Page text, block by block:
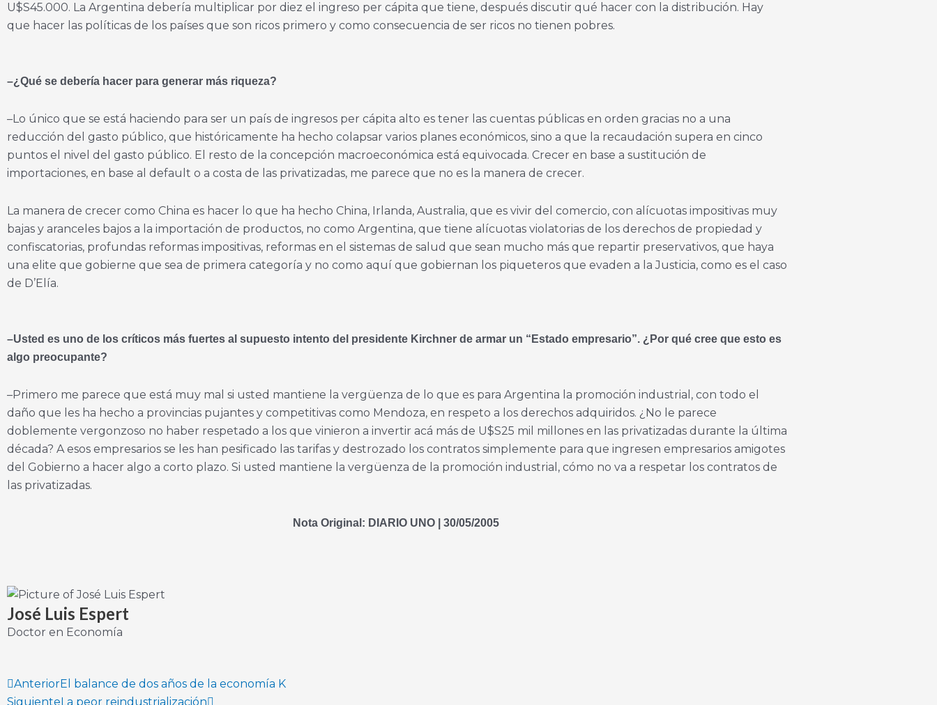
U$S45.000. La Argentina debería multiplicar por diez el ingreso per cápita que tiene, después discutir qué hacer con la distribución. Hay
que hacer las políticas de los países que son ricos primero y como consecuencia de ser ricos no tienen pobres.
–¿Qué se debería hacer para generar más riqueza?
–Lo único que se está haciendo para ser un país de ingresos per cápita alto es tener las cuentas públicas en orden gracias no a una
reducción del gasto público, que históricamente ha hecho colapsar varios planes económicos, sino a que la recaudación supera en cinco
puntos el nivel del gasto público. El resto de la concepción macroeconómica está equivocada. Crecer en base a sustitución de
importaciones, en base al default o a costa de las privatizadas, me parece que no es la manera de crecer.
La manera de crecer como China es hacer lo que ha hecho China, Irlanda, Australia, que es vivir del comercio, con alícuotas impositivas muy
bajas y aranceles bajos a la importación de productos, no como Argentina, que tiene alícuotas violatorias de los derechos de propiedad y
confiscatorias, profundas reformas impositivas, reformas en el sistemas de salud que sean mucho más que repartir preservativos, que haya
una elite que gobierne que sea de primera categoría y no como aquí que gobiernan los piqueteros que evaden a la Justicia, como es el caso
de D’Elía.
–Usted es uno de los críticos más fuertes al supuesto intento del presidente Kirchner de armar un “Estado empresario”. ¿Por qué cree que esto es
algo preocupante?
–Primero me parece que está muy mal si usted mantiene la vergüenza de lo que es para Argentina la promoción industrial, con todo el
daño que les ha hecho a provincias pujantes y competitivas como Mendoza, en respeto a los derechos adquiridos. ¿No le parece
doblemente vergonzoso no haber respetado a los que vinieron a invertir acá más de U$S25 mil millones en las privatizadas durante la última
década? A esos empresarios se les han pesificado las tarifas y destrozado los contratos simplemente para que ingresen empresarios amigotes
del Gobierno a hacer algo a corto plazo. Si usted mantiene la vergüenza de la promoción industrial, cómo no va a respetar los contratos de
las privatizadas.
Nota Original: DIARIO UNO | 30/05/2005
José Luis Espert
Doctor en Economía
Prev
AnteriorEl balance de dos años de la economía K
SiguienteLa peor reindustrialización
Next